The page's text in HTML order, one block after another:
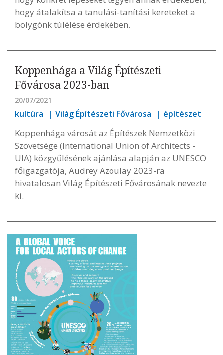
hogy átalakítsa a tanulási-tanítási kereteket a
bolygónk túlélése érdekében.
Koppenhága a Világ Építészeti
Fővárosa 2023-ban
20/07/2021
kultúra Világ Építészeti Fővárosa építészet
Koppenhága városát az Építészek Nemzetközi
Szövetsége (International Union of Architects -
UIA) közgyűlésének ajánlása alapján az UNESCO
főigazgatója, Audrey Azoulay 2023-ra
hivatalosan Világ Építészeti Fővárosának nevezte
ki.